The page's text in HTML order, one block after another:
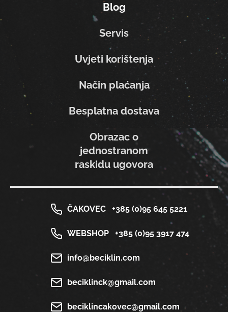
Blog
Servis
Uvjeti korištenja
Način plaćanja
Besplatna dostava
Obrazac o
jednostranom
raskidu ugovora
ČAKOVEC +385 (0)95 645 5221
WEBSHOP +385 (0)95 3917 474
info@beciklin.com
beciklinck@gmail.com
beciklincakovec@gmail.com